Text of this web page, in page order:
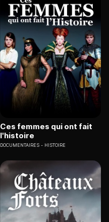
Ces femmes qui ont fait
l'histoire
DOCUMENTAIRES HISTOIRE